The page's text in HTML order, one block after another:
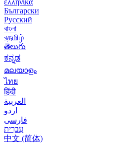
Български
Русский
বাংলা
বதமிழ்
తెలుగు
ಕನ್ನಡ
മലയാളം
ไทย
हिंदी
العربية
اردو
فارسی
עִברִית
中文 (简体)